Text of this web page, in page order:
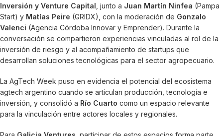
Inversión y Venture Capital , junto a Juan Martín Ninfea (Pampa
Start) y Matías Peire (GRIDX), con la moderación de Gonzalo
Valenci (Agencia Córdoba Innovar y Emprender). Durante la
conversación se compartieron experiencias vinculadas al rol de la
inversión de riesgo y al acompañamiento de startups que
desarrollan soluciones tecnológicas para el sector agropecuario.
La AgTech Week puso en evidencia el potencial del ecosistema
agtech argentino cuando se articulan producción, tecnología e
inversión, y consolidó a Río Cuarto como un espacio relevante
para la vinculación entre actores locales y regionales.